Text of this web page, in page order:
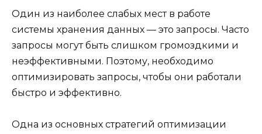
Один из наиболее слабых мест в работе
системы хранения данных — это запросы. Часто
запросы могут быть слишком громоздкими и
неэффективными. Поэтому, необходимо
оптимизировать запросы, чтобы они работали
быстро и эффективно.
Одна из основных стратегий оптимизации